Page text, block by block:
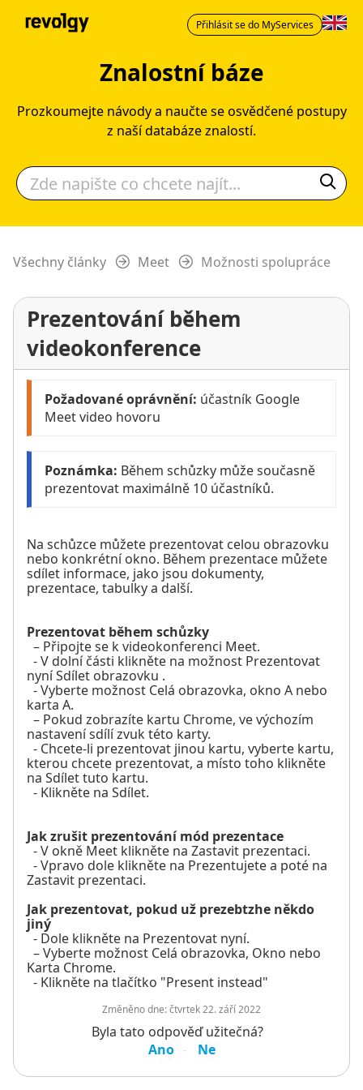
Přihlásit se do MyServices
Znalostní báze
Prozkoumejte návody a naučte se osvědčené postupy
z naší databáze znalostí.
Všechny články Meet Možnosti spolupráce
Prezentování během
videokonference
Požadované oprávnění: účastník Google
Meet video hovoru
Poznámka: Během schůzky může současně
prezentovat maximálně 10 účastníků.
Na schůzce můžete prezentovat celou obrazovku
nebo konkrétní okno. Během prezentace můžete
sdílet informace, jako jsou dokumenty,
prezentace, tabulky a další.
Prezentovat během schůzky
– Připojte se k videokonferenci Meet.
- V dolní části klikněte na možnost Prezentovat
nyní Sdílet obrazovku .
- Vyberte možnost Celá obrazovka, okno A nebo
karta A.
– Pokud zobrazíte kartu Chrome, ve výchozím
nastavení sdílí zvuk této karty.
- Chcete-li prezentovat jinou kartu, vyberte kartu,
kterou chcete prezentovat, a místo toho klikněte
na Sdílet tuto kartu.
- Klikněte na Sdílet.
Jak zrušit prezentování mód prezentace
- V okně Meet klikněte na Zastavit prezentaci.
- Vpravo dole klikněte na Prezentujete a poté na
Zastavit prezentaci.
Jak prezentovat, pokud už prezebtzhe někdo
jiný
- Dole klikněte na Prezentovat nyní.
– Vyberte možnost Celá obrazovka, Okno nebo
Karta Chrome.
- Klikněte na tlačítko "Present instead"
Změněno dne:čtvrtek 22. září 2022
Byla tato odpověď užitečná?
Ano
Ne